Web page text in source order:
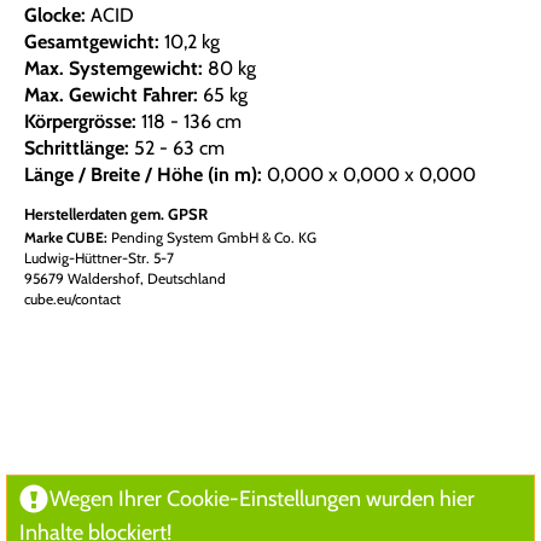
Glocke: ACID
Gesamtgewicht: 10,2 kg
Max. Systemgewicht: 80 kg
Max. Gewicht Fahrer: 65 kg
Körpergrösse: 118 - 136 cm
Schrittlänge: 52 - 63 cm
Länge / Breite / Höhe (in m): 0,000 x 0,000 x 0,000
Herstellerdaten gem. GPSR
Marke CUBE: Pending System GmbH & Co. KG
Ludwig-Hüttner-Str. 5-7
95679 Waldershof, Deutschland
cube.eu/contact
Wegen Ihrer Cookie-Einstellungen wurden hier
Inhalte blockiert!